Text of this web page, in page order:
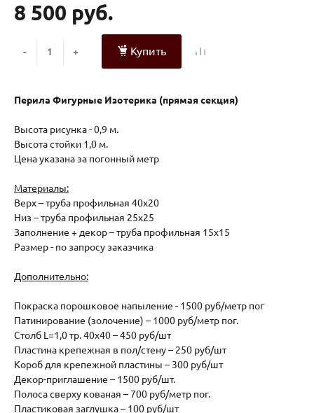
8 500 руб.
- + Купить
Перила Фигурные Изотерика (прямая секция)
Высота рисунка - 0,9 м.
Высота стойки 1,0 м.
Цена указана за погонный метр
Материалы:
Верх – труба профильная 40х20
Низ – труба профильная 25х25
Заполнение + декор – труба профильная 15х15
Размер - по запросу заказчика
Дополнительно:
Покраска порошковое напыление - 1500 руб/метр пог
Патинирование (золочение) – 1000 руб/метр пог.
Столб L=1,0 тр. 40х40 – 450 руб/шт
Пластина крепежная в пол/стену – 250 руб/шт
Короб для крепежной пластины – 300 руб/шт
Декор-приглашение – 1500 руб/шт.
Полоса сверху кованая – 700 руб/метр пог.
Пластиковая заглушка – 100 руб/шт